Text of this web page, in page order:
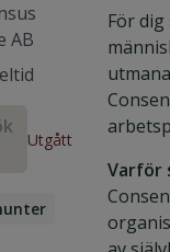
AB
Utgått
För
Varför